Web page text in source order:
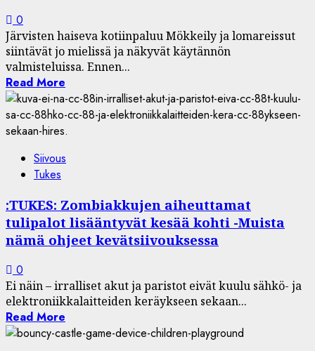
0
Järvisten haiseva kotiinpaluu Mökkeily ja lomareissut
siintävät jo mielissä ja näkyvät käytännön
valmisteluissa. Ennen...
Read More
Siivous
Tukes
:TUKES: Zombiakkujen aiheuttamat
tulipalot lisääntyvät kesää kohti -Muista
nämä ohjeet kevätsiivouksessa
0
Ei näin – irralliset akut ja paristot eivät kuulu sähkö- ja
elektroniikkalaitteiden keräykseen sekaan...
Read More